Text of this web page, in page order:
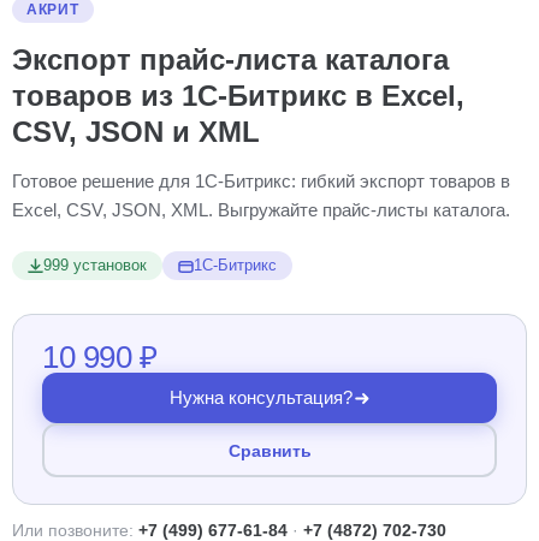
АКРИТ
Экспорт прайс-листа каталога
товаров из 1С-Битрикс в Excel,
CSV, JSON и XML
Готовое решение для 1С-Битрикс: гибкий экспорт товаров в
Excel, CSV, JSON, XML. Выгружайте прайс-листы каталога.
999 установок 1С-Битрикс
10 990 ₽
Нужна консультация?
Сравнить
Или позвоните: +7 (499) 677-61-84 · +7 (4872) 702-730